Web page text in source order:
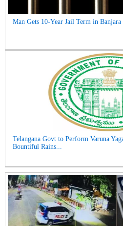
Man Gets 10-Year Jail Term in
Telangana Govt to Perform Varuna
Bountiful Rains...